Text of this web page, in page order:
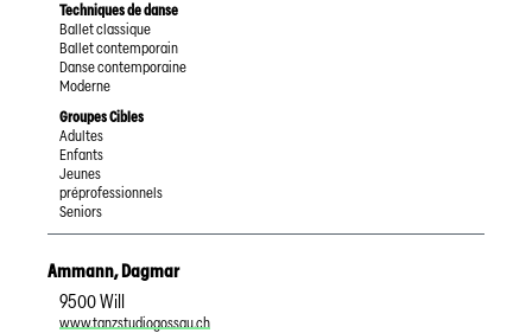
Techniques de danse
Ballet classique
Ballet contemporain
Danse contemporaine
Moderne
Groupes Cibles
Adultes
Enfants
Jeunes
préprofessionnels
Seniors
Ammann,Dagmar
9500Will
www.tanzstudiogossau.ch